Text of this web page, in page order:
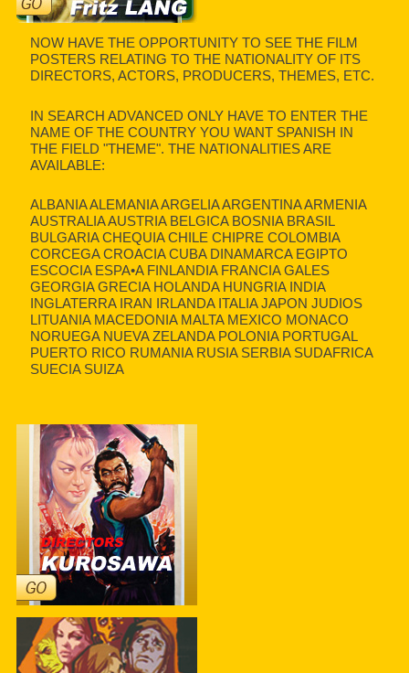
NOW HAVE THE OPPORTUNITY TO SEE THE FILM
POSTERS RELATING TO THE NATIONALITY OF ITS
DIRECTORS, ACTORS, PRODUCERS, THEMES, ETC.
IN SEARCH ADVANCED ONLY HAVE TO ENTER THE
NAME OF THE COUNTRY YOU WANT SPANISH IN
THE FIELD "THEME". THE NATIONALITIES ARE
AVAILABLE:
ALBANIA ALEMANIA ARGELIA ARGENTINA ARMENIA
AUSTRALIA AUSTRIA BELGICA BOSNIA BRASIL
BULGARIA CHEQUIA CHILE CHIPRE COLOMBIA
CORCEGA CROACIA CUBA DINAMARCA EGIPTO
ESCOCIA ESPA•A FINLANDIA FRANCIA GALES
GEORGIA GRECIA HOLANDA HUNGRIA INDIA
INGLATERRA IRAN IRLANDA ITALIA JAPON JUDIOS
LITUANIA MACEDONIA MALTA MEXICO MONACO
NORUEGA NUEVA ZELANDA POLONIA PORTUGAL
PUERTO RICO RUMANIA RUSIA SERBIA SUDAFRICA
SUECIA SUIZA